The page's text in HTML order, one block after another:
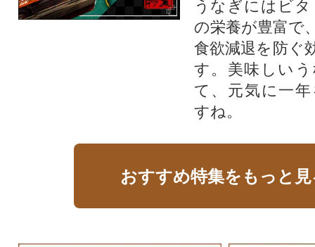
うなぎにはビ
の栄養が豊富で
食欲減退を防ぐ
す。美味しい
て、元気に一
すね。
おすすめ特集をもっと